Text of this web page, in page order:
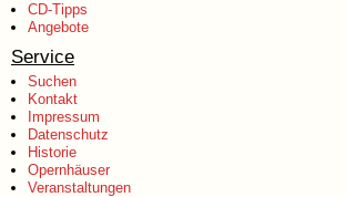
CD-Tipps
Angebote
Service
Suchen
Kontakt
Impressum
Datenschutz
Historie
Opernhäuser
Veranstaltungen